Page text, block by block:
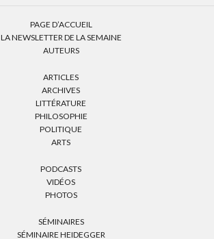
PAGE D’ACCUEIL
LA NEWSLETTER DE LA SEMAINE
AUTEURS
ARTICLES
ARCHIVES
LITTÉRATURE
PHILOSOPHIE
POLITIQUE
ARTS
PODCASTS
VIDÉOS
PHOTOS
SÉMINAIRES
SÉMINAIRE HEIDEGGER